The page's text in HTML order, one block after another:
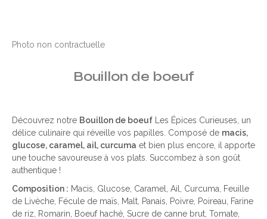
Photo non contractuelle
Bouillon de boeuf
Découvrez notre Bouillon de boeuf Les Épices Curieuses, un
délice culinaire qui réveille vos papilles. Composé de macis,
glucose, caramel, ail, curcuma et bien plus encore, il apporte
une touche savoureuse à vos plats. Succombez à son goût
authentique !
Composition : Macis, Glucose, Caramel, Ail, Curcuma, Feuille
de Livèche, Fécule de maïs, Malt, Panais, Poivre, Poireau, Farine
de riz, Romarin, Boeuf haché, Sucre de canne brut, Tomate,